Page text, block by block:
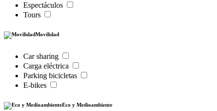
Espectáculos
Tours
Movilidad
Car sharing
Carga eléctrica
Parking bicicletas
E-bikes
Eco y Medioambiente